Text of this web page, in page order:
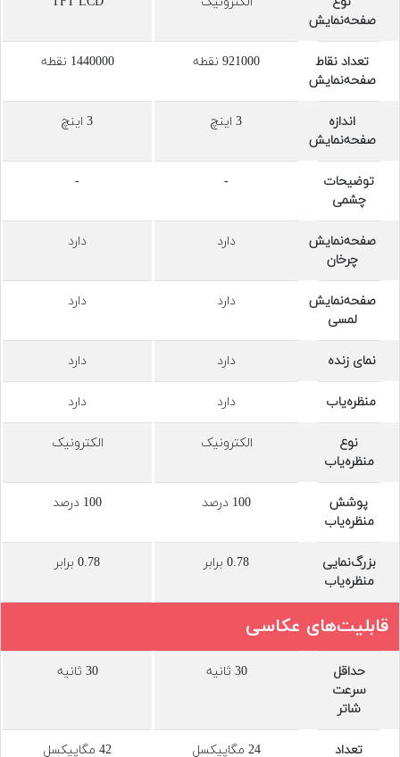
صفحه‌نمایش
تعداد نقاط
صفحه‌نمایش
921000 نقطه 1440000 نقطه
اندازه‌
صفحه‌نمایش
3 اینچ 3 اینچ
توضیحات
چشمی
-
-
صفحه‌نمایش
چرخان
دارد دارد
صفحه‌نمایش
لمسی
دارد دارد
نمای زنده دارد دارد
منظره‌یاب دارد دارد
نوع‌
منظره‌یاب
الکترونیک الکترونیک
پوشش
منظره‌یاب
100 درصد 100 درصد
بزرگ‌نمایی
منظره‌یاب
0.78 برابر 0.78 برابر
قابلیت‌های عکاسی
حداقل
سرعت
شاتر
30 ثانیه 30 ثانیه
تعداد
24 مگاپیکسل 42 مگاپیکسل